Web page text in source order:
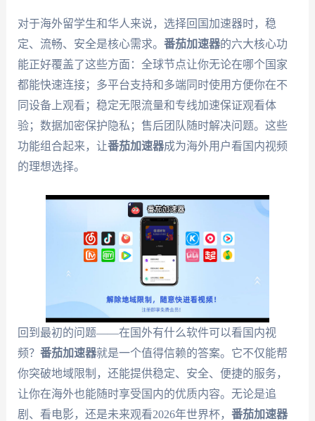
对于海外留学生和华人来说，选择回国加速器时，稳
定、流畅、安全是核心需求。 番茄加速器的六大核心功
能正好覆盖了这些方面：全球节点让你无论在哪个国家
都能快速连接；多平台支持和多端同时使用方便你在不
同设备上观看；稳定无限流量和专线加速保证观看体
验；数据加密保护隐私；售后团队随时解决问题。这些
功能组合起来，让番茄加速器成为海外用户看国内视频
的理想选择。
回到最初的问题——在国外有什么软件可以看国内视
频？ 番茄加速器就是一个值得信赖的答案。它不仅能帮
你突破地域限制，还能提供稳定、安全、便捷的服务，
让你在海外也能随时享受国内的优质内容。无论是追
剧、看电影，还是未来观看2026年世界杯， 番茄加速器